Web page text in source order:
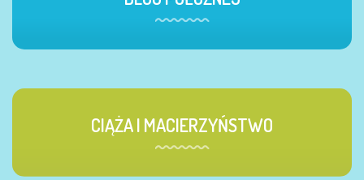
CIĄŻA I MACIERZYŃSTWO